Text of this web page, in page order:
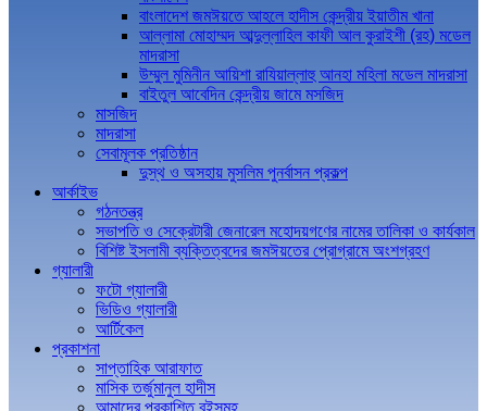
বাংলাদেশ জমঈয়তে আহলে হাদীস কেন্দ্রীয় ইয়াতীম খানা
আল্লামা মোহাম্মদ আব্দুল্লাহিল কাফী আল কুরাইশী (রহ) মডেল
মাদরাসা
উম্মুল মুমিনীন আয়িশা রাযিয়াল্লাহু আনহা মহিলা মডেল মাদরাসা
বাইতুল আবেদিন কেন্দ্রীয় জামে মসজিদ
মাসজিদ
মাদরাসা
সেবামূলক প্রতিষ্ঠান
দুস্থ ও অসহায় মুসলিম পুনর্বাসন প্রকল্প
আর্কাইভ
গঠনতন্ত্র
সভাপতি ও সেক্রেটারী জেনারেল মহোদয়গণের নামের তালিকা ও কার্যকাল
বিশিষ্ট ইসলামী ব্যক্তিত্বদের জমঈয়তের প্রোগ্রামে অংশগ্রহণ
গ্যালারী
ফটো গ্যালারী
ভিডিও গ্যালারী
আর্টিকেল
প্রকাশনা
সাপ্তাহিক আরাফাত
মাসিক তর্জুমানুল হাদীস
আমাদের প্রকাশিত বইসমূহ